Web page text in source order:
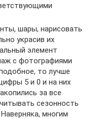
шары, нарисовать
украсив их
элемент
с фотографиями
то лучше
5 и 0 и на них
за все
сезонность
многим